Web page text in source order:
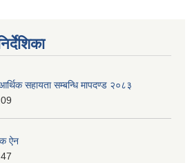
आर्थिक सहायता सम्बन्धि मापदण्ड २०८३
ऐन